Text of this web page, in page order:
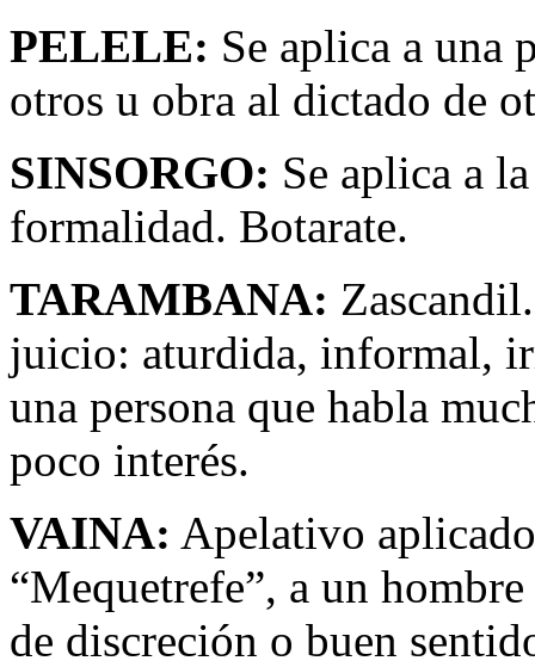
PELELE: Se aplica a una
otros u obra al dictado de
SINSORGO: Se aplica a
formalidad. Botarate.
TARAMBANA:
juicio: aturdida, informal,
una persona que habla
poco interés.
VAINA: Apelativo
“Mequetrefe”, a un
de discreción o buen